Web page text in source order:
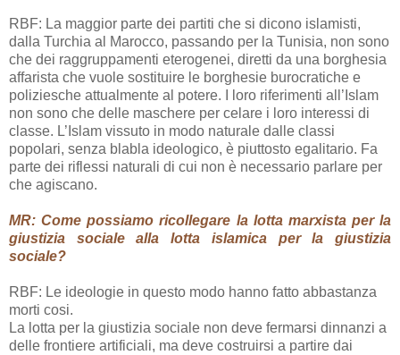
RBF: La maggior parte dei partiti che si dicono islamisti,
dalla Turchia al Marocco, passando per la Tunisia, non sono
che dei raggruppamenti eterogenei, diretti da una borghesia
affarista che vuole sostituire le borghesie burocratiche e
poliziesche attualmente al potere. I loro riferimenti all’Islam
non sono che delle maschere per celare i loro interessi di
classe. L’Islam vissuto in modo naturale dalle classi
popolari, senza blabla ideologico, è piuttosto egalitario. Fa
parte dei riflessi naturali di cui non è necessario parlare per
che agiscano.
MR: Come possiamo ricollegare la lotta marxista per la
giustizia sociale alla lotta islamica per la giustizia
sociale?
RBF: Le ideologie in questo modo hanno fatto abbastanza
morti cosi.
La lotta per la giustizia sociale non deve fermarsi dinnanzi a
delle frontiere artificiali, ma deve costruirsi a partire dai